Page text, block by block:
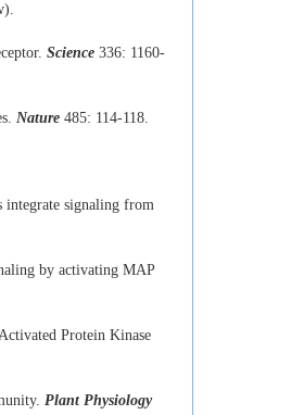
Science 336: 1160-
Nature 485: 114-118.
integrate signaling from
by activating MAP
Protein Kinase
Plant Physiology